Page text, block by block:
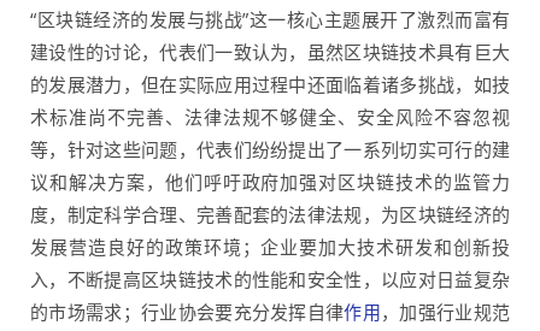
“区块链经济的发展与挑战”这一核心主题展开了激烈而富有
建设性的讨论，代表们一致认为，虽然区块链技术具有巨大
的发展潜力，但在实际应用过程中还面临着诸多挑战，如技
术标准尚不完善、法律法规不够健全、安全风险不容忽视
等，针对这些问题，代表们纷纷提出了一系列切实可行的建
议和解决方案，他们呼吁政府加强对区块链技术的监管力
度，制定科学合理、完善配套的法律法规，为区块链经济的
发展营造良好的政策环境；企业要加大技术研发和创新投
入，不断提高区块链技术的性能和安全性，以应对日益复杂
的市场需求；行业协会要充分发挥自律作用，加强行业规范